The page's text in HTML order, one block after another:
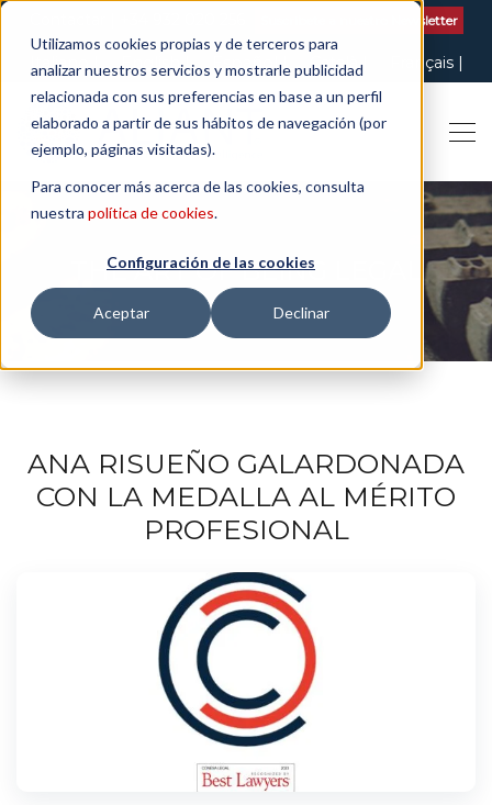
Utilizamos cookies propias y de terceros para
analizar nuestros servicios y mostrarle publicidad
relacionada con sus preferencias en base a un perfil
elaborado a partir de sus hábitos de navegación (por
ejemplo, páginas visitadas).
Para conocer más acerca de las cookies, consulta
nuestra política de cookies.
Configuración de las cookies
Aceptar Declinar
Suscribete a nuestro Newsletter
Español Català
English Français
Italiano
THE ART OF BEING LEGAL
ANA RISUEÑO GALARDONADA
CON LA MEDALLA AL MÉRITO
PROFESIONAL